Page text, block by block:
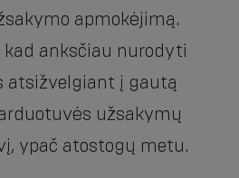
apmokėjimą.
anksčiau nurodyti
atsižvelgiant į gautą
užsakymų
ypač atostogų metu.